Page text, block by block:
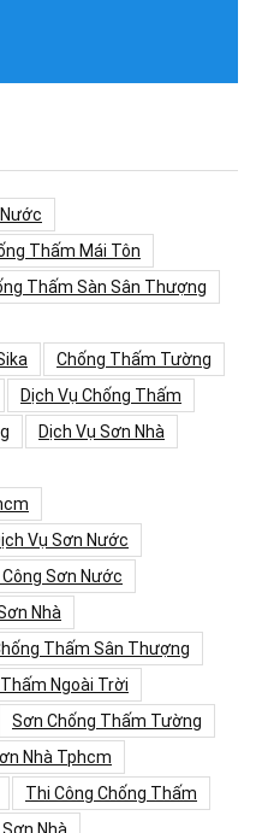
Thấm Mái Tôn
Thấm Sàn Sân Thượng
Chống Thấm Tường
Dịch Vụ Chống Thấm
Dịch Vụ Sơn Nhà
Vụ Sơn Nước
Công Sơn Nước
Nhà
Thấm Sân Thượng
Ngoài Trời
Sơn Chống Thấm Tường
Nhà Tphcm
Thi Công Chống Thấm